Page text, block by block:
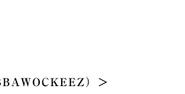
）＞